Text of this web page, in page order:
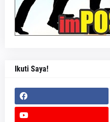
Ikuti Saya!